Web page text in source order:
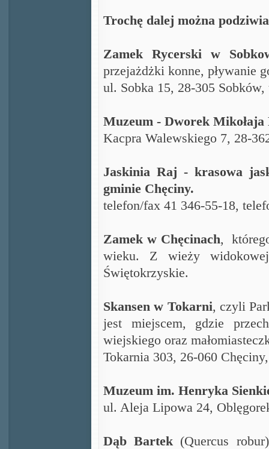
Trochę dalej można
Zamek Rycerski w
przejażdżki konne, pływanie
ul. Sobka 15, 28-305 Sobków,
Muzeum - Dworek Mikołaja
Kacpra Walewskiego 7, 28-
Jaskinia Raj - krasowa
gminie Chęciny.
telefon/fax 41 346-55-18,
Zamek w Chęcinach,
wieku. Z wieży
Świętokrzyskie.
Skansen w Tokarni, czyli
jest miejscem, gdzie
wiejskiego oraz
Tokarnia 303, 26-060
Muzeum im. Henryka
ul. Aleja Lipowa 24,
Dąb Bartek(Quercus